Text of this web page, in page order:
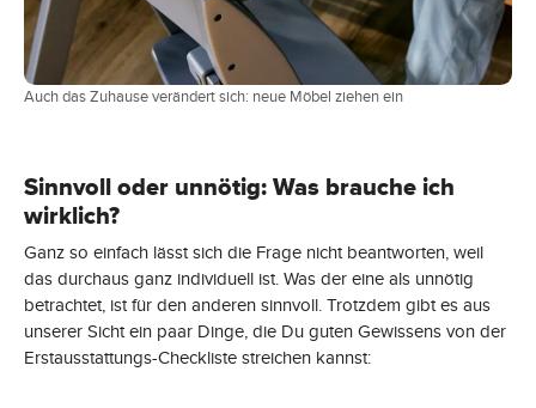
Auch das Zuhause verändert sich: neue Möbel ziehen ein
Sinnvoll oder unnötig: Was brauche ich
wirklich?
Ganz so einfach lässt sich die Frage nicht beantworten, weil
das durchaus ganz individuell ist. Was der eine als unnötig
betrachtet, ist für den anderen sinnvoll. Trotzdem gibt es aus
unserer Sicht ein paar Dinge, die Du guten Gewissens von der
Erstausstattungs-Checkliste streichen kannst: